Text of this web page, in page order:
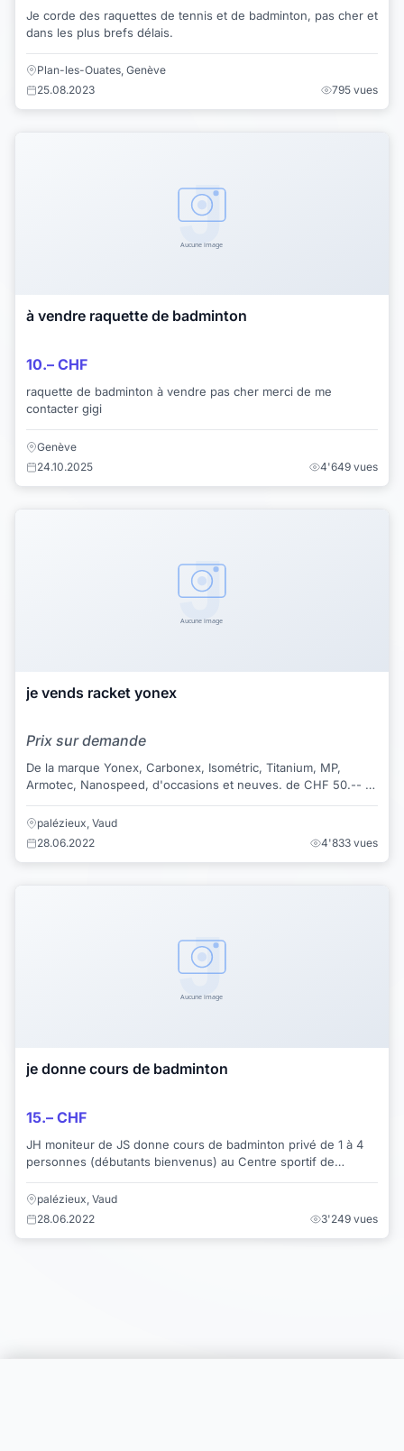
Je corde des raquettes de tennis et de badminton, pas cher et
dans les plus brefs délais.
Plan-les-Ouates, Genève
25.08.2023
795 vues
à vendre raquette de badminton
10.– CHF
raquette de badminton à vendre pas cher merci de me
contacter gigi
Genève
24.10.2025
4'649 vues
je vends racket yonex
Prix sur demande
De la marque Yonex, Carbonex, Isométric, Titanium, MP,
Armotec, Nanospeed, d'occasions et neuves. de CHF 50.-- à
CHF 200.-
palézieux, Vaud
28.06.2022
4'833 vues
je donne cours de badminton
15.– CHF
JH moniteur de JS donne cours de badminton privé de 1 à 4
personnes (débutants bienvenus) au Centre sportif de
palézieux, Vaud
28.06.2022
3'249 vues